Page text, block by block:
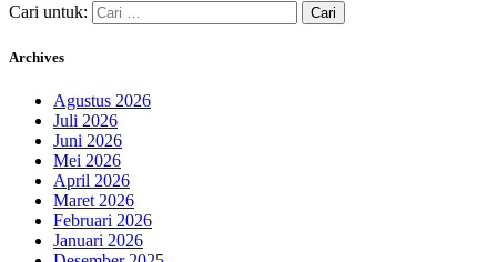
Cari untuk:
Archives
Agustus 2026
Juli 2026
Juni 2026
Mei 2026
April 2026
Maret 2026
Februari 2026
Januari 2026